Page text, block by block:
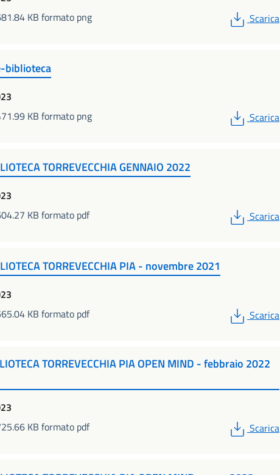
KB formato png
PDF
Scarica
biblioteca
KB formato png
PDF
Scarica
TORREVECCHIA GENNAIO 2022
KB formato pdf
PDF
Scarica
TORREVECCHIA PIA - novembre 2021
KB formato pdf
PDF
Scarica
TORREVECCHIA PIA OPEN MIND - febbraio 2022
KB formato pdf
PDF
Scarica